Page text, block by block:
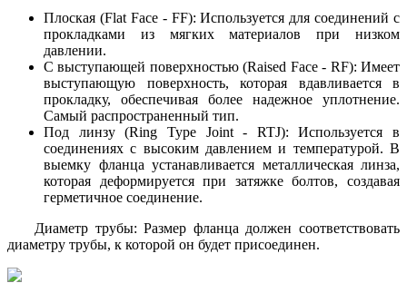
Плоская (Flat Face - FF): Используется для соединений с
прокладками из мягких материалов при низком
давлении.
С выступающей поверхностью (Raised Face - RF): Имеет
выступающую поверхность, которая вдавливается в
прокладку, обеспечивая более надежное уплотнение.
Самый распространенный тип.
Под линзу (Ring Type Joint - RTJ): Используется в
соединениях с высоким давлением и температурой. В
выемку фланца устанавливается металлическая линза,
которая деформируется при затяжке болтов, создавая
герметичное соединение.
Диаметр трубы: Размер фланца должен соответствовать
диаметру трубы, к которой он будет присоединен.